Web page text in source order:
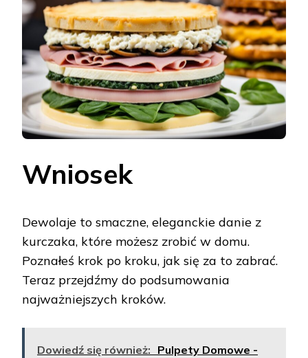
Wniosek
Dewolaje to smaczne, eleganckie danie z
kurczaka, które możesz zrobić w domu.
Poznałeś krok po kroku, jak się za to zabrać.
Teraz przejdźmy do podsumowania
najważniejszych kroków.
Dowiedź się również: Pulpety Domowe -